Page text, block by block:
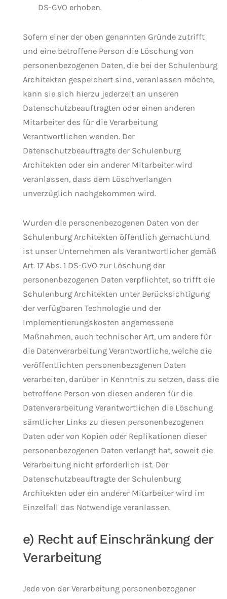
DS-GVO erhoben.
Sofern einer der oben genannten Gründe zutrifft
und eine betroffene Person die Löschung von
personenbezogenen Daten, die bei der Schulenburg
Architekten gespeichert sind, veranlassen möchte,
kann sie sich hierzu jederzeit an unseren
Datenschutzbeauftragten oder einen anderen
Mitarbeiter des für die Verarbeitung
Verantwortlichen wenden. Der
Datenschutzbeauftragte der Schulenburg
Architekten oder ein anderer Mitarbeiter wird
veranlassen, dass dem Löschverlangen
unverzüglich nachgekommen wird.
Wurden die personenbezogenen Daten von der
Schulenburg Architekten öffentlich gemacht und
ist unser Unternehmen als Verantwortlicher gemäß
Art. 17 Abs. 1 DS-GVO zur Löschung der
personenbezogenen Daten verpflichtet, so trifft die
Schulenburg Architekten unter Berücksichtigung
der verfügbaren Technologie und der
Implementierungskosten angemessene
Maßnahmen, auch technischer Art, um andere für
die Datenverarbeitung Verantwortliche, welche die
veröffentlichten personenbezogenen Daten
verarbeiten, darüber in Kenntnis zu setzen, dass die
betroffene Person von diesen anderen für die
Datenverarbeitung Verantwortlichen die Löschung
sämtlicher Links zu diesen personenbezogenen
Daten oder von Kopien oder Replikationen dieser
personenbezogenen Daten verlangt hat, soweit die
Verarbeitung nicht erforderlich ist. Der
Datenschutzbeauftragte der Schulenburg
Architekten oder ein anderer Mitarbeiter wird im
Einzelfall das Notwendige veranlassen.
e) Recht auf Einschränkung der
Verarbeitung
Jede von der Verarbeitung personenbezogener